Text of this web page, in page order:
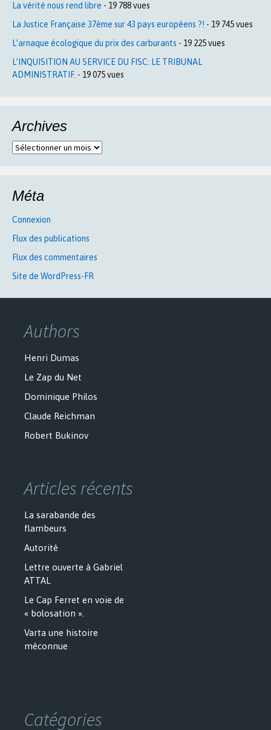
La vérité nous rend libre - 19 788 vues
La Justice Française 37ème sur 43 pays européens ?! - 19 745 vues
L’arnaque écologique du prix des carburants - 19 225 vues
L’INQUISITION AU SERVICE DU FISC: LE TRIBUNAL
ADMINISTRATIF. - 19 075 vues
Archives
Archives
Méta
Connexion
Flux des publications
Flux des commentaires
Site de WordPress-FR
Authors
Henri Dumas
Le Zap du Net
Dominique Philos
Claude Reichman
Robert Bukinov
Articles récents
La sarabande des
flambeurs
Autorité
Lettre ouverte à Gabriel
ATTAL
Le Cap Ferret en voie de
« bolosation ».
Varta une histoire
méconnue
Catégories